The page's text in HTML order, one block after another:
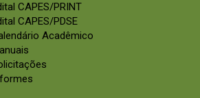
CAPES/PRINT
CAPES/PDSE
Acadêmico